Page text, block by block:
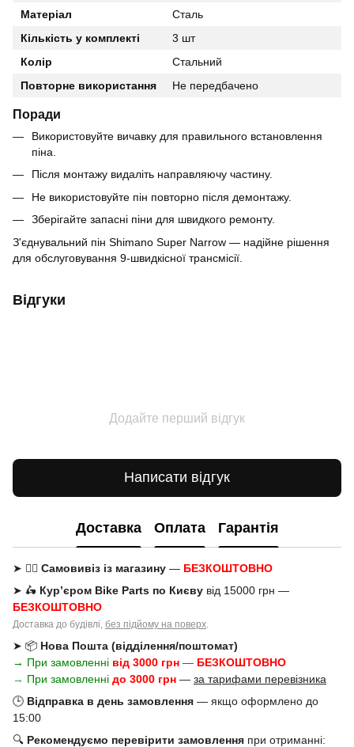
Матеріал
Сталь
Кількість у комплекті
3 шт
Колір
Стальний
Повторне використання
Не передбачено
Поради
Використовуйте вичавку для правильного встановлення
піна.
Після монтажу видаліть направляючу частину.
Не використовуйте пін повторно після демонтажу.
Зберігайте запасні піни для швидкого ремонту.
З'єднувальний пін Shimano Super Narrow — надійне рішення
для обслуговування 9-швидкісної трансмісії.
Відгуки
Додайте перший відгук
Написати відгук
Доставка Оплата Гарантія
➤ 🚶‍♂️ Самовивіз із магазину — БЕЗКОШТОВНО
➤ 🛵 Кур’єром Bike Parts по Києву від 15000 грн —
БЕЗКОШТОВНО
Доставка до будівлі, без підйому на поверх
➤ 📦 Нова Пошта (відділення/поштомат)
→ При замовленні від 3000 грн — БЕЗКОШТОВНО
→ При замовленні до 3000 грн — за тарифами перевізника
🕒 Відправка в день замовлення — якщо оформлено до
15:00
🔍 Рекомендуємо перевірити замовлення при отриманні: